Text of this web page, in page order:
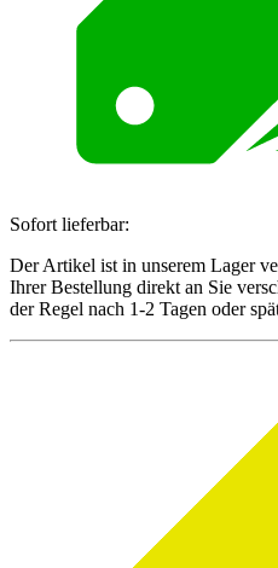
Sofort lieferbar:
Der Artikel ist in unserem Lager
Ihrer Bestellung direkt an Sie
der Regel nach 1-2 Tagen oder